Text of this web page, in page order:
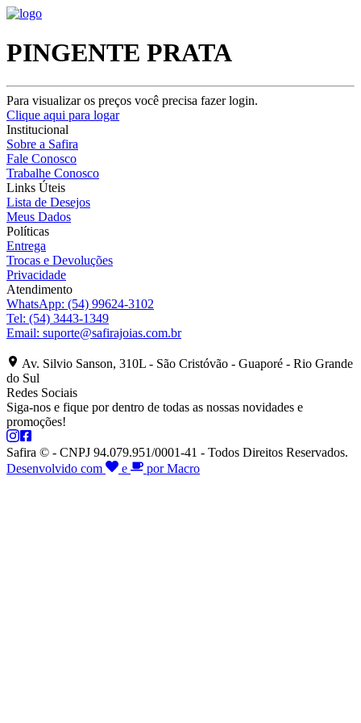
PINGENTE PRATA
Para visualizar os preços você precisa fazer login.
Clique aqui para logar
Institucional
Sobre a Safira
Fale Conosco
Trabalhe Conosco
Links Úteis
Lista de Desejos
Meus Dados
Políticas
Entrega
Trocas e Devoluções
Privacidade
Atendimento
WhatsApp: (54) 99624-3102
Tel: (54) 3443-1349
Email: suporte@safirajoias.com.br
Av. Silvio Sanson, 310L - São Cristóvão - Guaporé - Rio Grande
do Sul
Redes Sociais
Siga-nos e fique por dentro de todas as nossas novidades e
promoções!
Safira © - CNPJ 94.079.951/0001-41 - Todos Direitos Reservados.
Desenvolvido com
e por Macro